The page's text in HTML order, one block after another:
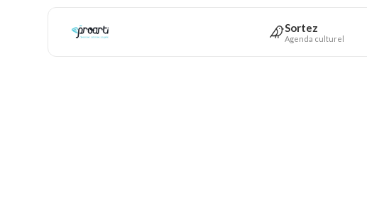
Sortez
Agenda culturel